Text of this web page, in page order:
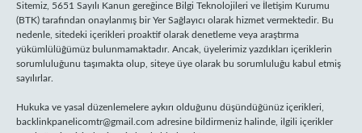
Sitemiz, 5651 Sayılı Kanun gereğince Bilgi Teknolojileri ve İletişim Kurumu
(BTK) tarafından onaylanmış bir Yer Sağlayıcı olarak hizmet vermektedir. Bu
nedenle, sitedeki içerikleri proaktif olarak denetleme veya araştırma
yükümlülüğümüz bulunmamaktadır. Ancak, üyelerimiz yazdıkları içeriklerin
sorumluluğunu taşımakta olup, siteye üye olarak bu sorumluluğu kabul etmiş
sayılırlar.
Hukuka ve yasal düzenlemelere aykırı olduğunu düşündüğünüz içerikleri,
backlinkpanelicomtr@gmail.com adresine bildirmeniz halinde, ilgili içerikler